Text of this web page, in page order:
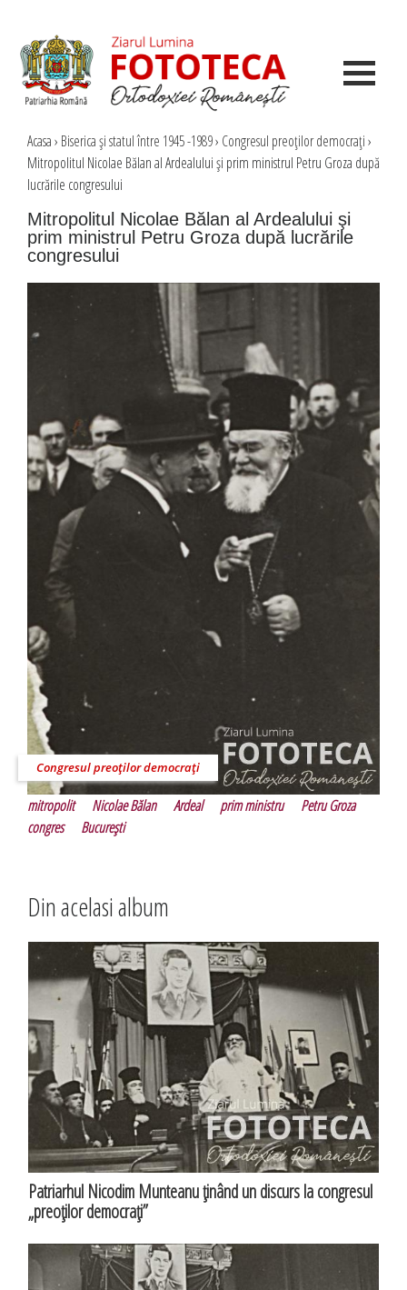
Acasa› Biserica şi statul între 1945 -1989› Congresul preoţilor democraţi›
Mitropolitul Nicolae Bălan al Ardealului şi prim ministrul Petru Groza după
lucrările congresului
Mitropolitul Nicolae Bălan al Ardealului şi
prim ministrul Petru Groza după lucrările
congresului
Congresul preoţilor democraţi
mitropolit Nicolae Bălan Ardeal prim ministru
Petru Groza
congres
Bucureşti
Din acelasi album
Patriarhul Nicodim Munteanu ţinând un discurs la congresul
„preoţilor democraţi”